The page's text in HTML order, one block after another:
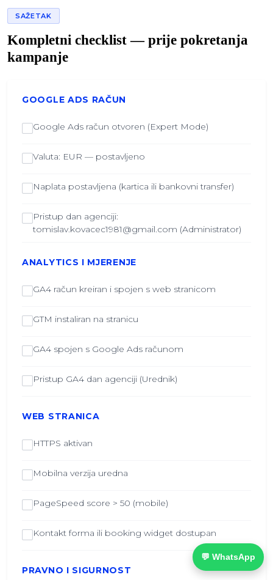
SAŽETAK
Kompletni checklist — prije pokretanja
kampanje
GOOGLE ADS RAČUN
Google Ads račun otvoren (Expert Mode)
Valuta: EUR — postavljeno
Naplata postavljena (kartica ili bankovni transfer)
Pristup dan agenciji:
tomislav.kovacec1981@gmail.com (Administrator)
ANALYTICS I MJERENJE
GA4 račun kreiran i spojen s web stranicom
GTM instaliran na stranicu
GA4 spojen s Google Ads računom
Pristup GA4 dan agenciji (Urednik)
WEB STRANICA
HTTPS aktivan
Mobilna verzija uredna
PageSpeed score > 50 (mobile)
Kontakt forma ili booking widget dostupan
PRAVNO I SIGURNOST
💬 WhatsApp